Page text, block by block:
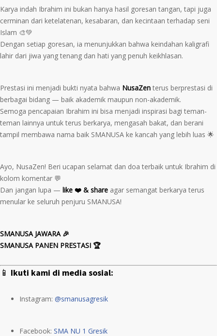
Karya indah Ibrahim ini bukan hanya hasil goresan tangan, tapi juga
cerminan dari ketelatenan, kesabaran, dan kecintaan terhadap seni
Islam 🎨💚
Dengan setiap goresan, ia menunjukkan bahwa keindahan kaligrafi
lahir dari jiwa yang tenang dan hati yang penuh keikhlasan.
Prestasi ini menjadi bukti nyata bahwa NusaZen terus berprestasi di
berbagai bidang — baik akademik maupun non-akademik.
Semoga pencapaian Ibrahim ini bisa menjadi inspirasi bagi teman-
teman lainnya untuk terus berkarya, mengasah bakat, dan berani
tampil membawa nama baik SMANUSA ke kancah yang lebih luas 🌟
Ayo, NusaZen! Beri ucapan selamat dan doa terbaik untuk Ibrahim di
kolom komentar 💬
Dan jangan lupa — like ❤️ & share agar semangat berkarya terus
menular ke seluruh penjuru SMANUSA!
SMANUSA JAWARA 🎉
SMANUSA PANEN PRESTASI 🏆
📱 Ikuti kami di media sosial:
Instagram: @smanusagresik
Facebook: SMA NU 1 Gresik